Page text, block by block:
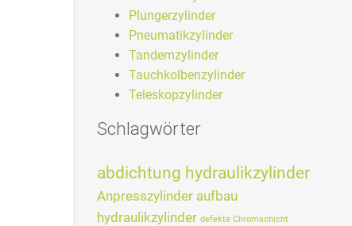
Plungerzylinder
Pneumatikzylinder
Tandemzylinder
Tauchkolbenzylinder
Teleskopzylinder
Schlagwörter
abdichtung hydraulikzylinder
Anpresszylinder aufbau
hydraulikzylinder defekte Chromschicht